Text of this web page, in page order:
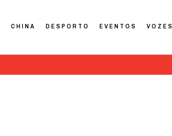
CHINA DESPORTO EVENTOS VOZES